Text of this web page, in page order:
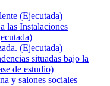
(Ejecutada)
las Instalaciones
(Ejecutada)
situadas bajo la
de estudio)
y salones sociales